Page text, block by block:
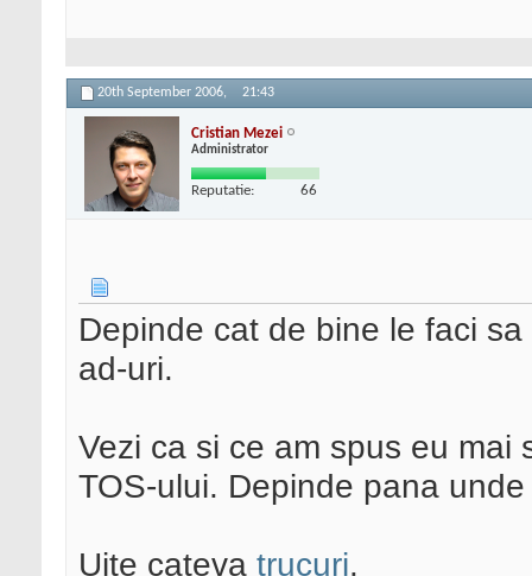
20th September 2006, 21:43
Cristian Mezei
Administrator
Reputatie: 66
Depinde cat de bine le faci
ad-uri.
Vezi ca si ce am spus eu mai
TOS-ului. Depinde pana
Uite cateva trucuri.